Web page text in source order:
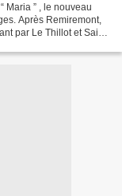
Maria ” , le nouveau
Après Remiremont,
par Le Thillot et Saint-